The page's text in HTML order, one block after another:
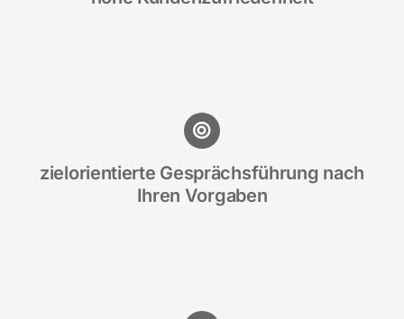
zielorientierte Gesprächsführung nach
Ihren Vorgaben